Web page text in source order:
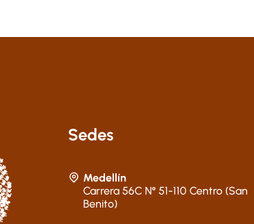
Sedes
Medellín
Carrera 56C N° 51-110 Centro (San
Benito)